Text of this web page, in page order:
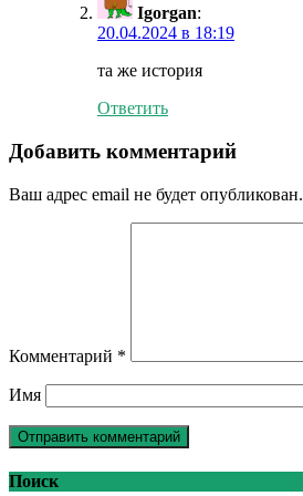
Igorgan:
20.04.2024 в 18:19
та же история
Ответить
Добавить комментарий
Ваш адрес email не будет опубликован.
Комментарий *
Имя
Поиск